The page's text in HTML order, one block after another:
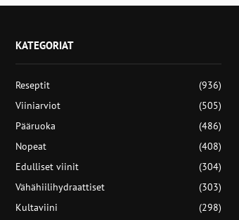
KATEGORIAT
Reseptit
(936)
Viiniarviot
(505)
Pääruoka
(486)
Nopeat
(408)
Edulliset viinit
(304)
Vähähiilihydraattiset
(303)
Kultaviini
(298)